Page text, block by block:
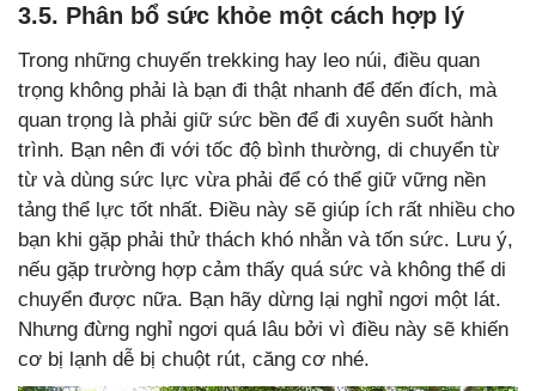
3.5. Phân bổ sức khỏe một cách hợp lý
Trong những chuyến trekking hay leo núi, điều quan
trọng không phải là bạn đi thật nhanh để đến đích, mà
quan trọng là phải giữ sức bền để đi xuyên suốt hành
trình. Bạn nên đi với tốc độ bình thường, di chuyển từ
từ và dùng sức lực vừa phải để có thể giữ vững nền
tảng thể lực tốt nhất. Điều này sẽ giúp ích rất nhiều cho
bạn khi gặp phải thử thách khó nhằn và tốn sức. Lưu ý,
nếu gặp trường hợp cảm thấy quá sức và không thể di
chuyển được nữa. Bạn hãy dừng lại nghỉ ngơi một lát.
Nhưng đừng nghỉ ngơi quá lâu bởi vì điều này sẽ khiến
cơ bị lạnh dễ bị chuột rút, căng cơ nhé.